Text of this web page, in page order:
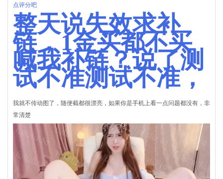
点评分吧
整天说失效求补
链，1金买都不买
喊我补链？说了测
试不准测试不准，
我就不传动图了，随便截都很漂亮，如果你是手机上看一点问题都没有，非
常清楚